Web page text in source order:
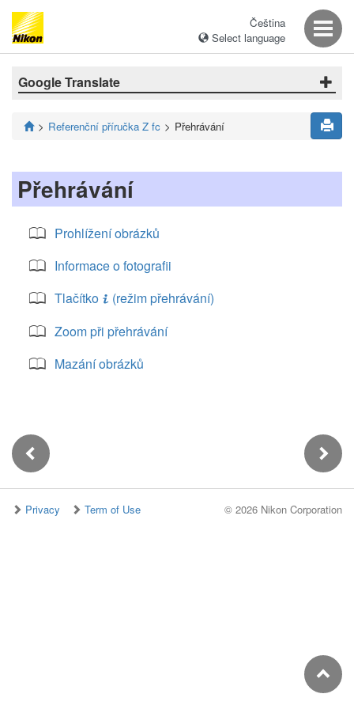
Čeština
Select language
Google Translate
Referenční příručka Z fc Přehrávání
Přehrávání
Prohlížení obrázků
Informace o fotografii
Tlačítko i (režim přehrávání)
Zoom při přehrávání
Mazání obrázků
Privacy Term of Use © 2026 Nikon Corporation